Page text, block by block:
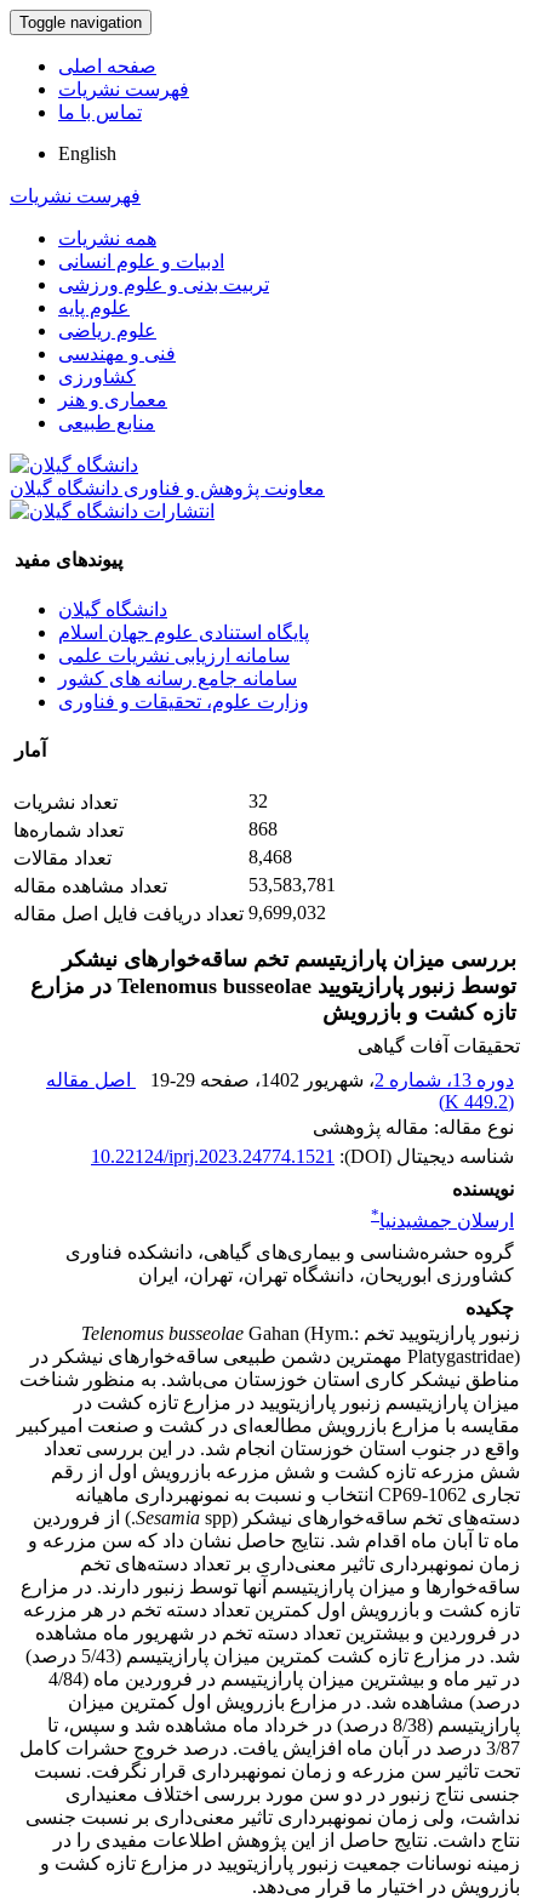
Toggle navigation
صفحه اصلی
فهرست نشریات
تماس با ما
English
فهرست نشریات
همه نشریات
ادبیات و علوم انسانی
تربیت بدنی و علوم ورزشی
علوم پایه
علوم ریاضی
فنی و مهندسی
کشاورزی
معماری و هنر
منابع طبیعی
معاونت پژوهش و فناوری دانشگاه گیلان
پیوندهای مفید
دانشگاه گیلان
پایگاه استنادی علوم جهان اسلام
سامانه ارزیابی نشریات علمی
سامانه جامع رسانه های کشور
وزارت علوم، تحقیقات و فناوری
آمار
تعداد نشریات
32
تعداد شماره‌ها
868
تعداد مقالات
8,468
تعداد مشاهده مقاله
53,583,781
تعداد دریافت فایل اصل مقاله 9,699,032
بررسی میزان پارازیتیسم تخم ساقه‌خوارهای نیشکر
توسط زنبور پارازیتویید Telenomus busseolae در مزارع
تازه کشت و بازرویش
تحقیقات آفات گیاهی
دوره 13، شماره 2
، شهریور 1402 ، صفحه 19-29
اصل مقاله
(
449.2 K
)
نوع مقاله: مقاله پژوهشی
شناسه دیجیتال (DOI):
10.22124/iprj.2023.24774.1521
نویسنده
ارسلان جمشیدنیا*
گروه حشره‌شناسی و بیماری‌های گیاهی، دانشکده فناوری
کشاورزی ابوریحان، دانشگاه تهران، تهران، ایران
چکیده
زنبور پارازیتویید تخم
Telenomus busseolae Gahan (Hym.:
Platygastridae) مهمترین دشمن طبیعی ساقه‌خوارهای نیشکر در
مناطق نیشکر کاری استان خوزستان می‌باشد. به منظور شناخت
میزان پارازیتیسم زنبور پارازیتویید در مزارع تازه کشت در
مقایسه با مزارع بازرویش مطالعه‌ای در کشت و صنعت امیرکبیر
واقع در جنوب استان خوزستان انجام شد. در این بررسی تعداد
شش مزرعه تازه کشت و شش مزرعه بازرویش اول از رقم
تجاری CP69-1062 انتخاب و نسبت به نمونه­برداری ماهیانه
دسته‌های تخم ساقه‌خوارهای نیشکر (
Sesamiaspp.) از فروردین
ماه تا آبان ماه اقدام شد. نتایج حاصل نشان داد که سن مزرعه و
زمان نمونه­برداری تاثیر معنی‌داری بر تعداد دسته‌های تخم
ساقه‌خوارها و میزان پارازیتیسم آنها توسط زنبور دارند. در مزارع
تازه کشت و بازرویش اول کمترین تعداد دسته تخم در هر مزرعه
در فروردین و بیشترین تعداد دسته تخم در شهریور ماه مشاهده
شد. در مزارع تازه کشت کمترین میزان پارازیتیسم (5/43 درصد)
در تیر ماه و بیشترین میزان پارازیتیسم در فروردین ماه (4/84
درصد) مشاهده شد. در مزارع بازرویش اول کمترین میزان
پارازیتیسم (8/38 درصد) در خرداد ماه مشاهده شد و سپس، تا
3/87 درصد در آبان ماه افزایش یافت. درصد خروج حشرات کامل
تحت تاثیر سن مزرعه و زمان نمونه­برداری قرار نگرفت. نسبت
جنسی نتاج زنبور در دو سن مورد بررسی اختلاف معنی­داری
نداشت، ولی زمان نمونه­برداری تاثیر معنی‌داری بر نسبت جنسی
نتاج داشت. نتایج حاصل از این پژوهش اطلاعات مفیدی را در
زمینه نوسانات جمعیت زنبور پارازیتویید در مزارع تازه کشت و
بازرویش در اختیار ما قرار می‌دهد.